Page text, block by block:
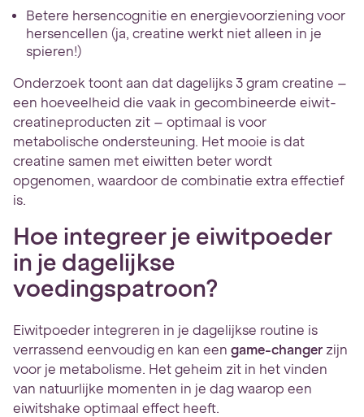
Betere hersencognitie en energievoorziening voor
hersencellen (ja, creatine werkt niet alleen in je
spieren!)
Onderzoek toont aan dat dagelijks 3 gram creatine –
een hoeveelheid die vaak in gecombineerde eiwit-
creatineproducten zit – optimaal is voor
metabolische ondersteuning. Het mooie is dat
creatine samen met eiwitten beter wordt
opgenomen, waardoor de combinatie extra effectief
is.
Hoe integreer je eiwitpoeder
in je dagelijkse
voedingspatroon?
Eiwitpoeder integreren in je dagelijkse routine is
verrassend eenvoudig en kan een game-changer zijn
voor je metabolisme. Het geheim zit in het vinden
van natuurlijke momenten in je dag waarop een
eiwitshake optimaal effect heeft.